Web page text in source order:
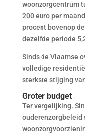
woonzorgcentrum
200 euro per
procent bovenop
dezelfde periode
Sinds de Vlaamse
volledige
sterkste stijging
Groter budget
Ter vergelijking.
ouderenzorgbeleid